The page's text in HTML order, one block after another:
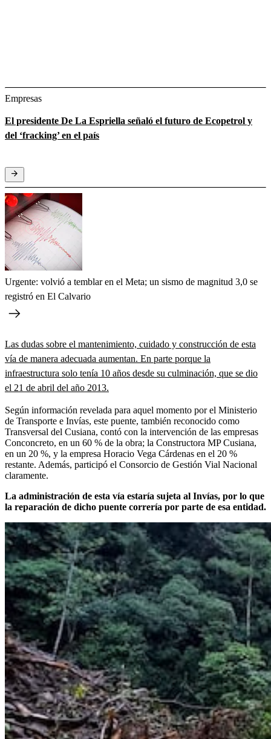
Empresas
El presidente De La Espriella señaló el futuro de Ecopetrol y
del ‘fracking’ en el país
Urgente: volvió a temblar en el Meta; un sismo de magnitud 3,0 se
registró en El Calvario
Las dudas sobre el mantenimiento, cuidado y construcción de esta
vía de manera adecuada aumentan. En parte porque la
infraestructura solo tenía 10 años desde su culminación, que se dio
el 21 de abril del año 2013.
Según información revelada para aquel momento por el Ministerio
de Transporte e Invías, este puente, también reconocido como
Transversal del Cusiana, contó con la intervención de las empresas
Conconcreto, en un 60 % de la obra; la Constructora MP Cusiana,
en un 20 %, y la empresa Horacio Vega Cárdenas en el 20 %
restante. Además, participó el Consorcio de Gestión Vial Nacional
claramente.
La administración de esta vía estaría sujeta al Invías, por lo que
la reparación de dicho puente correría por parte de esa entidad.